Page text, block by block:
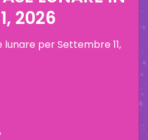
2026
lunare perSettembre 11,